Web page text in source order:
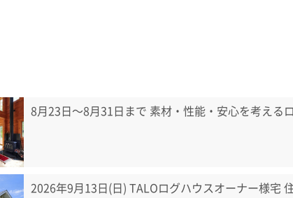
8月23日〜8月31日まで 素材・性能・安心を考える
2026年9月13日(日) TALOログハウスオーナー様宅